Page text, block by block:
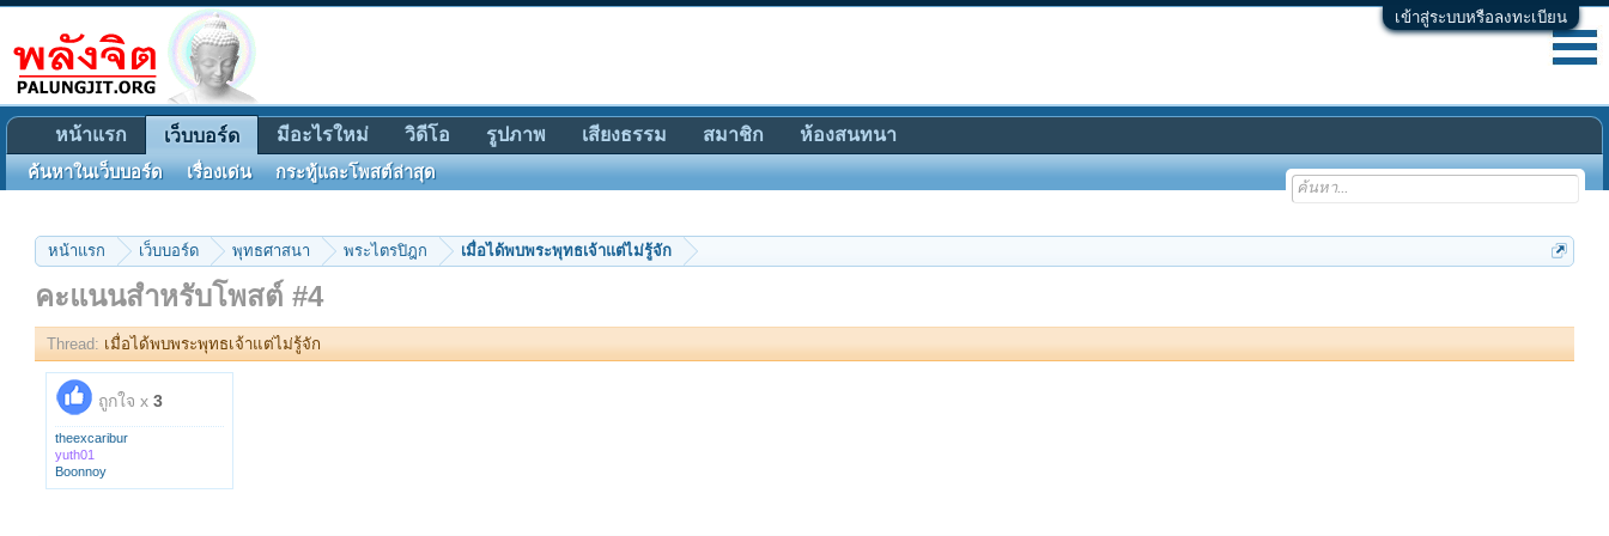
เข้าสู่ระบบหรือลงทะเบียน
หน้าแรก เว็บบอร์ด พุทธศาสนา พระไตรปิฎก เมื่อได้พบพระพุทธเจ้าแต่ไม่รู้จัก
คะแนนสำหรับโพสต์ #4
Thread: เมื่อได้พบพระพุทธเจ้าแต่ไม่รู้จัก
ถูกใจ x 3
theexcaribur
yuth01
Boonnoy
หน้าแรก เว็บบอร์ด
ค้นหาในเว็บบอร์ด เรื่องเด่น กระทู้และโพสต์ล่าสุด
มีอะไรใหม่ วิดีโอ รูปภาพ เสียงธรรม สมาชิก ห้องสนทนา